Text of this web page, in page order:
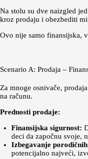
Na stolu su dve naizgled
kroz prodaju i obezbediti
Ovo nije samo finansijska,
Scenario A: Prodaja –
Za mnoge osnivače,
na računu.
Prednosti prodaje:
Finansijska sigurnost:
deci da započnu svoje,
Izbegavanje
potencijalno najveći,